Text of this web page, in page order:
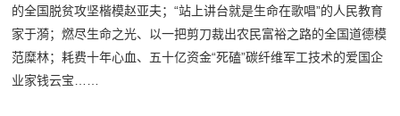
的全国脱贫攻坚楷模赵亚夫；“站上讲台就是生命在歌唱”的人民教育
家于漪；燃尽生命之光、以一把剪刀裁出农民富裕之路的全国道德模
范糜林；耗费十年心血、五十亿资金“死磕”碳纤维军工技术的爱国企
业家钱云宝……